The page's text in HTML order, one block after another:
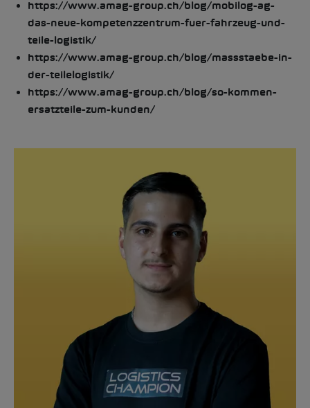
https://www.amag-group.ch/blog/mobilog-ag-
das-neue-kompetenzzentrum-fuer-fahrzeug-und-
teile-logistik/
https://www.amag-group.ch/blog/massstaebe-in-
der-teilelogistik/
https://www.amag-group.ch/blog/so-kommen-
ersatzteile-zum-kunden/